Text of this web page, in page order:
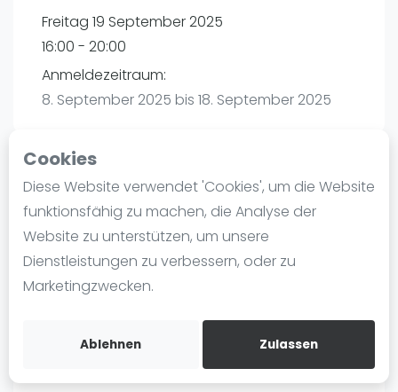
Cookies
Diese Website verwendet 'Cookies', um die Website
funktionsfähig zu machen, die Analyse der
Website zu unterstützen, um unsere
Dienstleistungen zu verbessern, oder zu
Marketingzwecken.
Ablehnen Zulassen
Ranking
Männer
Frauen
FIP Männer
Blog
Die Geschichte von Padel
Regeln und Punktzählung
Padel Schläge
Video
Freitag 19 September 2025
16:00 - 20:00
Anmeldezeitraum:
8. September 2025 bis 18. September 2025
Playtomic
PadelBase Ludwigshafen | Ludwigshafen am
Rhein
Weiherstraße 39
Routebeschrijving